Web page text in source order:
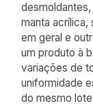
manta acrílica,
em geral e
um produto à
variações de
uniformidade
do mesmo